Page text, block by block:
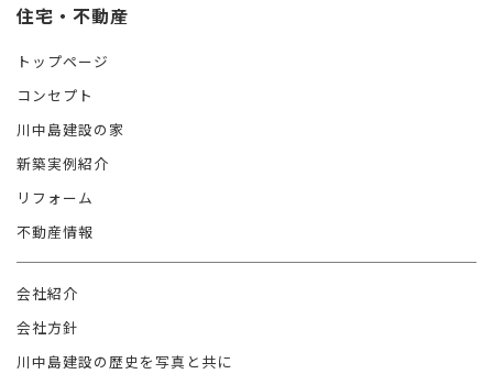
住宅・不動産
トップページ
コンセプト
川中島建設の家
新築実例紹介
リフォーム
不動産情報
会社紹介
会社方針
川中島建設の歴史を写真と共に